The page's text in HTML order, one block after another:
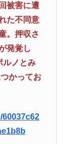
被害に遭
た不同意
。押収さ
発覚し
ルノとみ
かってお